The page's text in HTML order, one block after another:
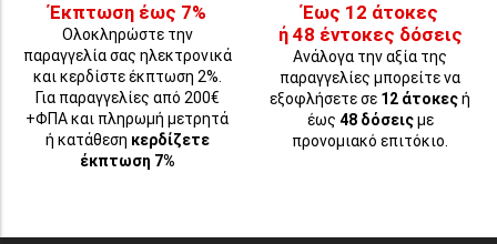
Έκπτωση έως 7%
Ολοκληρώστε την
παραγγελία σας ηλεκτρονικά
και κερδίστε έκπτωση 2%.
Για παραγγελίες από 200€
+ΦΠΑ και πληρωμή μετρητά
ή κατάθεση κερδίζετε
έκπτωση 7%
Έως 12 άτοκες
ή 48 έντοκες δόσεις
Ανάλογα την αξία της
παραγγελίες μπορείτε να
εξοφλήσετε σε 12 άτοκεςή
έως 48 δόσειςμε
προνομιακό επιτόκιο.